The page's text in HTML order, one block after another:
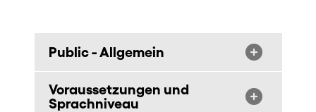
Public - Allgemein
Voraussetzungen und
Sprachniveau